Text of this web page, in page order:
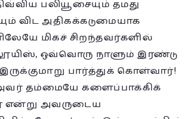
பலியூசையும் தமது
விட அதிகக்கடுமையாக
மிகச் சிறந்தவர்களில்
ஒவ்வொரு நாளும் இரண்டு
பார்த்துக் கொள்வார்!
தம்மையே களைப்பாக்கிக்
என்று அவருடைய